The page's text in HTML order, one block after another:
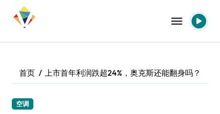
首页 上市首年利润跌超24%，奥克斯还能翻身吗？
空调